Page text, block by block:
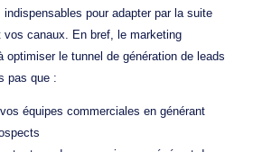
pour adapter par la suite
canaux. En bref, le marketing
optimiser le tunnel de génération de leads
pas que :
équipes commerciales en générant